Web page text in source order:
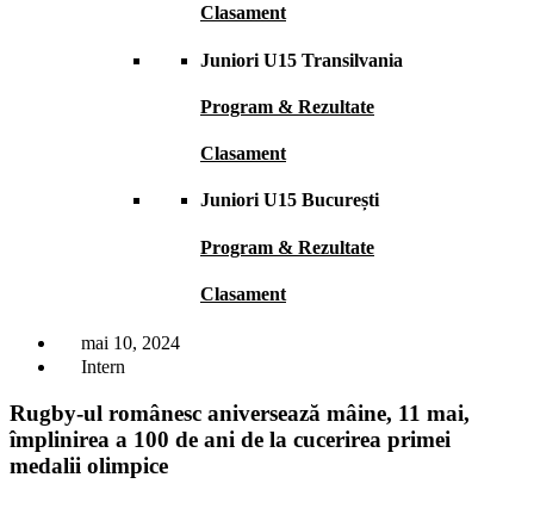
Clasament
Juniori U15 Transilvania
Program & Rezultate
Clasament
Juniori U15 București
Program & Rezultate
Clasament
mai 10, 2024
Intern
Rugby-ul românesc aniversează mâine, 11 mai,
împlinirea a 100 de ani de la cucerirea primei
medalii olimpice